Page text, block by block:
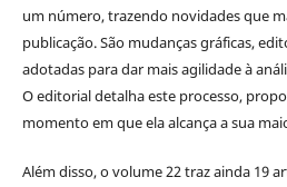
um número, trazendo novidades que
publicação. São mudanças gráficas,
adotadas para dar mais agilidade à
O editorial detalha este processo,
momento em que ela alcança a sua
Além disso, o volume 22 traz ainda 19